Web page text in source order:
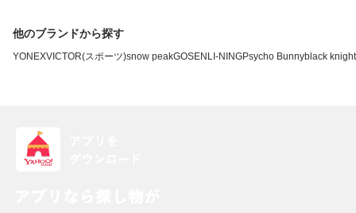
他のブランドから探す
YONEXVICTOR(スポーツ)snow peakGOSEN LI-NINGPsycho Bunnyblack knight